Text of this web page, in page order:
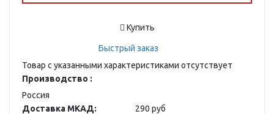
Купить
Быстрый заказ
Товар с указанными характеристиками отсутствует
Производство :
Россия
Доставка МКАД:
290 руб